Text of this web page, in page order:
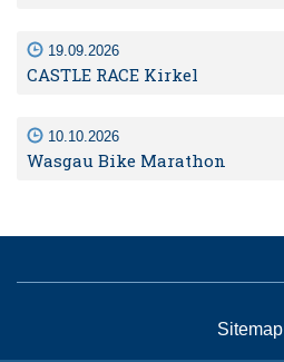
19.09.2026
CASTLE RACE Kirkel
10.10.2026
Wasgau Bike Marathon
Sitemap